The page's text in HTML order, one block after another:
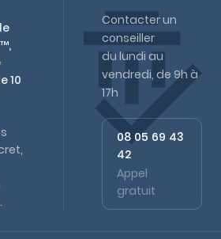
10
Contacter un
conseiller
du lundi au
vendredi, de 9h à
17h
08 05 69 43
42
Appel
gratuit